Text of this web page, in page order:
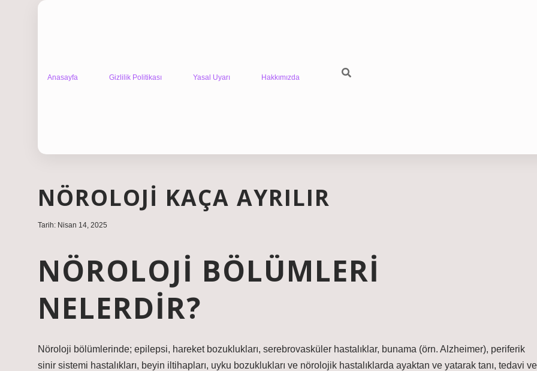
Anasayfa Gizlilik Politikası Yasal Uyarı Hakkımızda
NÖROLOJI KAÇA AYRILIR
Tarih: Nisan 14, 2025
NÖROLOJI BÖLÜMLERI
NELERDIR?
Nöroloji bölümlerinde; epilepsi, hareket bozuklukları, serebrovasküler hastalıklar, bunama (örn. Alzheimer), periferik
sinir sistemi hastalıkları, beyin iltihapları, uyku bozuklukları ve nörolojik hastalıklarda ayaktan ve yatarak tanı, tedavi ve